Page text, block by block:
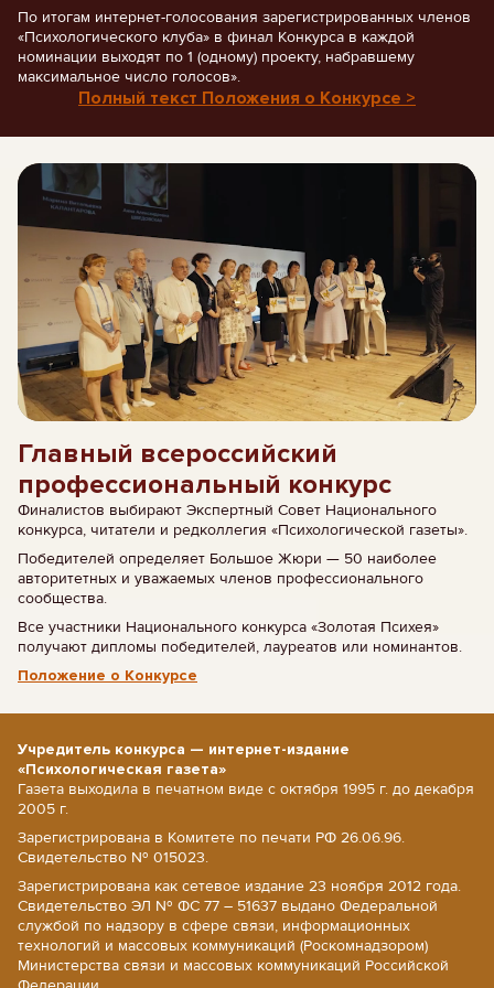
По итогам интернет-голосования зарегистрированных членов
«Психологического клуба» в финал Конкурса в каждой
номинации выходят по 1 (одному) проекту, набравшему
максимальное число голосов».
Полный текст Положения о Конкурсе >
Главный всероссийский
профессиональный конкурс
Финалистов выбирают Экспертный Совет Национального
конкурса, читатели и редколлегия «Психологической газеты».
Победителей определяет Большое Жюри — 50 наиболее
авторитетных и уважаемых членов профессионального
сообщества.
Все участники Национального конкурса «Золотая Психея»
получают дипломы победителей, лауреатов или номинантов.
Положение о Конкурсе
Учредитель конкурса — интернет-издание
«Психологическая газета»
Газета выходила в печатном виде с октября 1995 г. до декабря
2005 г.
Зарегистрирована в Комитете по печати РФ 26.06.96.
Свидетельство № 015023.
Зарегистрирована как сетевое издание 23 ноября 2012 года.
Свидетельство ЭЛ № ФС 77 – 51637 выдано Федеральной
службой по надзору в сфере связи, информационных
технологий и массовых коммуникаций (Роскомнадзором)
Министерства связи и массовых коммуникаций Российской